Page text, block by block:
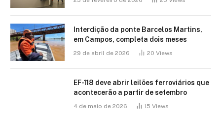
Interdição da ponte Barcelos Martins,
em Campos, completa dois meses
29 de abril de 2026 20 Views
EF-118 deve abrir leilões ferroviários que
acontecerão a partir de setembro
4 de maio de 2026 15 Views